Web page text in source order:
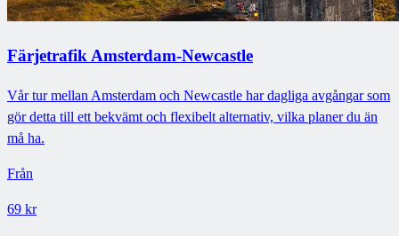
Färjetrafik Amsterdam-Newcastle
Vår tur mellan Amsterdam och Newcastle har dagliga avgångar som
gör detta till ett bekvämt och flexibelt alternativ, vilka planer du än
må ha.
Från
69 kr